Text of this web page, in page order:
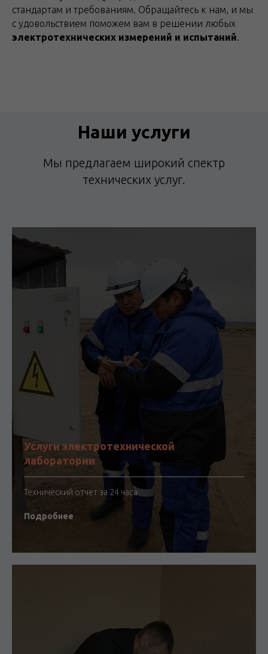
стандартам и требованиям. Обращайтесь к нам, и мы
с удовольствием поможем вам в решении любых
электротехнических измерений и испытаний.
Наши услуги
Мы предлагаем широкий спектр
технических услуг.
Услуги электротехнической
лаборатории
Технический отчет за 24 часа
Подробнее